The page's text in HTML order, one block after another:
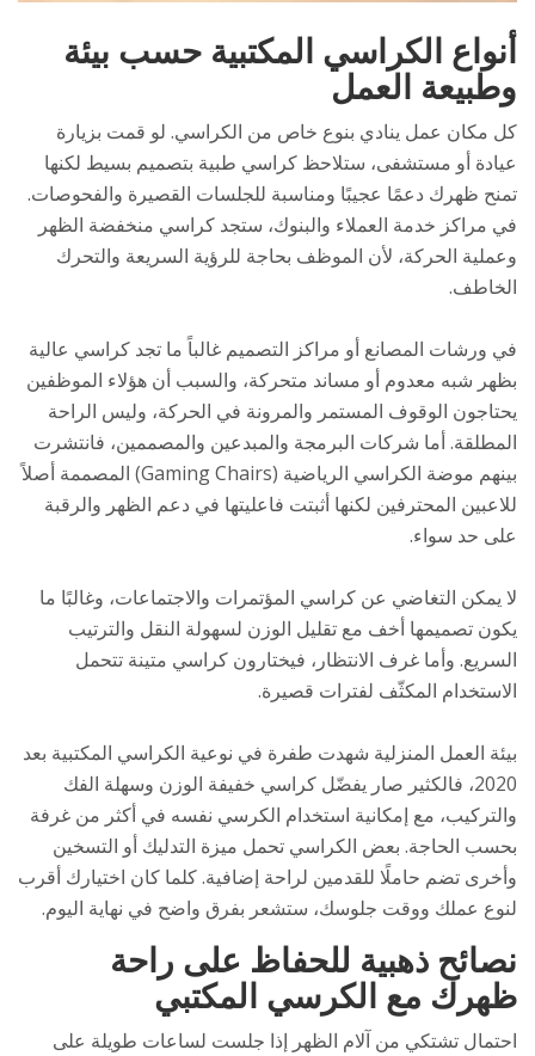
أنواع الكراسي المكتبية حسب بيئة
وطبيعة العمل
كل مكان عمل ينادي بنوع خاص من الكراسي. لو قمت بزيارة
عيادة أو مستشفى، ستلاحظ كراسي طبية بتصميم بسيط لكنها
تمنح ظهرك دعمًا عجيبًا ومناسبة للجلسات القصيرة والفحوصات.
في مراكز خدمة العملاء والبنوك، ستجد كراسي منخفضة الظهر
وعملية الحركة، لأن الموظف بحاجة للرؤية السريعة والتحرك
الخاطف.
في ورشات المصانع أو مراكز التصميم غالباً ما تجد كراسي عالية
بظهر شبه معدوم أو مساند متحركة، والسبب أن هؤلاء الموظفين
يحتاجون الوقوف المستمر والمرونة في الحركة، وليس الراحة
المطلقة. أما شركات البرمجة والمبدعين والمصممين، فانتشرت
بينهم موضة الكراسي الرياضية (Gaming Chairs) المصممة أصلاً
للاعبين المحترفين لكنها أثبتت فاعليتها في دعم الظهر والرقبة
على حد سواء.
لا يمكن التغاضي عن كراسي المؤتمرات والاجتماعات، وغالبًا ما
يكون تصميمها أخف مع تقليل الوزن لسهولة النقل والترتيب
السريع. وأما غرف الانتظار، فيختارون كراسي متينة تتحمل
الاستخدام المكثّف لفترات قصيرة.
بيئة العمل المنزلية شهدت طفرة في نوعية الكراسي المكتبية بعد
2020، فالكثير صار يفضّل كراسي خفيفة الوزن وسهلة الفك
والتركيب، مع إمكانية استخدام الكرسي نفسه في أكثر من غرفة
بحسب الحاجة. بعض الكراسي تحمل ميزة التدليك أو التسخين
وأخرى تضم حاملًا للقدمين لراحة إضافية. كلما كان اختيارك أقرب
لنوع عملك ووقت جلوسك، ستشعر بفرق واضح في نهاية اليوم.
نصائح ذهبية للحفاظ على راحة
ظهرك مع الكرسي المكتبي
احتمال تشتكي من آلام الظهر إذا جلست لساعات طويلة على